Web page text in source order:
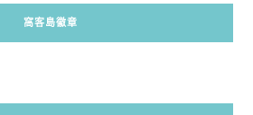
窩客島徽章